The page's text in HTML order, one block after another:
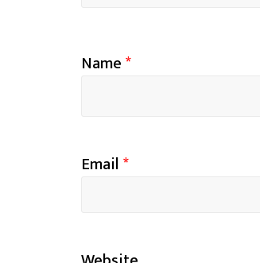
Name*
Email*